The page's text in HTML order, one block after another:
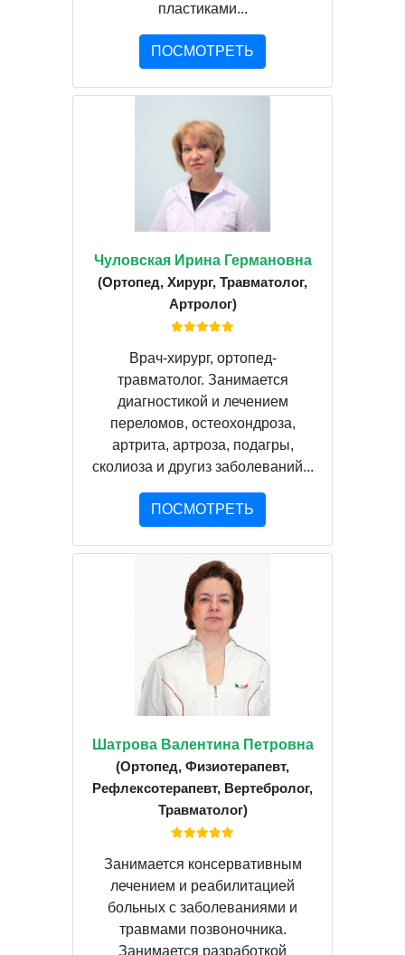
пластиками...
ПОСМОТРЕТЬ
Чуловская Ирина Германовна
(Ортопед, Хирург, Травматолог,
Артролог)
Врач-хирург, ортопед-
травматолог. Занимается
диагностикой и лечением
переломов, остеохондроза,
артрита, артроза, подагры,
сколиоза и другиз заболеваний...
ПОСМОТРЕТЬ
Шатрова Валентина Петровна
(Ортопед, Физиотерапевт,
Рефлексотерапевт, Вертебролог,
Травматолог)
Занимается консервативным
лечением и реабилитацией
больных с заболеваниями и
травмами позвоночника.
Занимается разработкой